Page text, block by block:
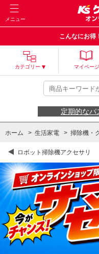
メニュー
こんなにお得
カテゴリー マイページ
定期的なパ
ホーム > 生活家電 > 掃除機・
ロボット掃除機アクセサリ